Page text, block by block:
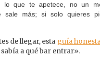
lo que te apetece, no un
sale más; si solo quieres
de llegar, esta guía
a qué bar entrar».